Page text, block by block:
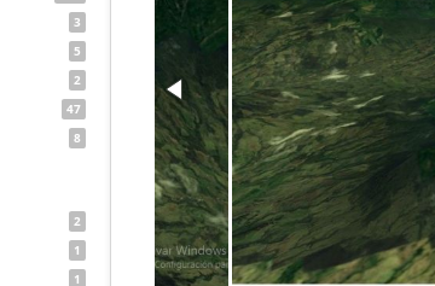
3
5
2
47
8
2
1
1